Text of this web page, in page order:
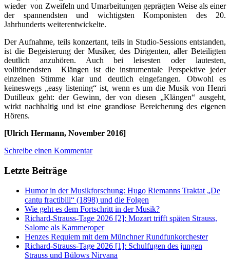
wieder von Zweifeln und Umarbeitungen geprägten Weise als einer
der spannendsten und wichtigsten Komponisten des 20.
Jahrhunderts weiterentwickelte.
Der Aufnahme, teils konzertant, teils in Studio-Sessions entstanden,
ist die Begeisterung der Musiker, des Dirigenten, aller Beteiligten
deutlich anzuhören. Auch bei leisesten oder lautesten,
volltönendsten Klängen ist die instrumentale Perspektive jeder
einzelnen Stimme klar und deutlich eingefangen. Obwohl es
keineswegs „easy listening“ ist, wenn es um die Musik von Henri
Dutilleux geht: der Gewinn, der von diesen „Klängen“ ausgeht,
wirkt nachhaltig und ist eine grandiose Bereicherung des eigenen
Hörens.
[Ulrich Hermann, November 2016]
Schreibe einen Kommentar
Letzte Beiträge
Humor in der Musikforschung: Hugo Riemanns Traktat „De
cantu fractibili“ (1898) und die Folgen
Wie geht es dem Fortschritt in der Musik?
Richard-Strauss-Tage 2026 [2]: Mozart trifft späten Strauss,
Salome als Kammeroper
Henzes Requiem mit dem Münchner Rundfunkorchester
Richard-Strauss-Tage 2026 [1]: Schulfugen des jungen
Strauss und Bülows Nirvana